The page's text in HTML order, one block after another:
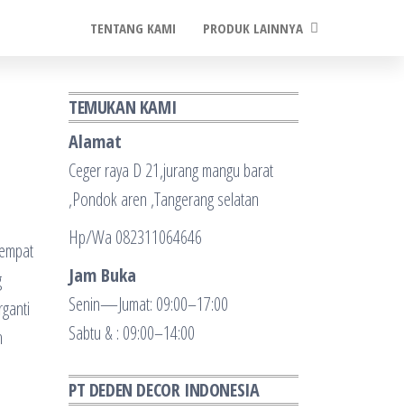
TENTANG KAMI PRODUK LAINNYA
TEMUKAN KAMI
Alamat
Ceger raya D 21,jurang mangu barat
,Pondok aren ,Tangerang selatan
Hp/Wa 082311064646
Jam Buka
Senin—Jumat: 09:00–17:00
Sabtu & : 09:00–14:00
PT DEDEN DECOR INDONESIA